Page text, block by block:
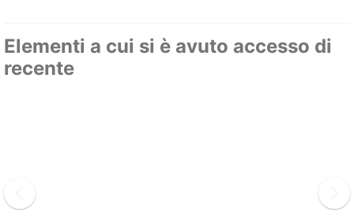
Elementi a cui si è avuto accesso di
recente